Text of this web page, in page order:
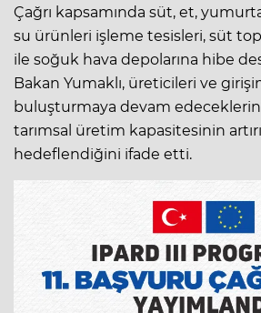
Çağrı kapsamında süt, et,
su ürünleri işleme tesisleri, süt
ile soğuk hava depolarına hibe
Bakan Yumaklı, üreticileri ve
buluşturmaya devam
tarımsal üretim kapasitesinin
hedeflendiğini ifade etti.